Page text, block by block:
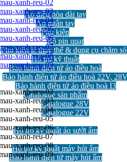
Áo điều hòa
Áo điều hòa dài tay
Áo ngắn tay
Phụ kiện
Bộ pin quạt
Phụ kiện lẻ thay thế & dụng cụ chăm
Hỗ trợ kỹ thuật
Bảo hành điện tử áo điều hoà
Bảo hành điện tử áo điều hoà 22V,
Bảo hành điện tử áo điều hoà I3
Catalogue sản phẩm
Catalogue 28V
Catalogue 22V
Áo Sưởi Ấm
Hỗ trợ kỹ thuật áo sưởi ấm
Máy hút ẩm
Hỗ trợ kỹ thuật máy hút ẩm
Bảo hành điện tử máy hút ẩm